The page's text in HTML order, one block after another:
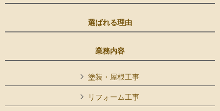
選ばれる理由
業務内容
塗装・屋根工事
リフォーム工事